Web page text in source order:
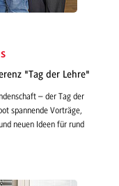
"Tag der Lehre"
– der Tag der
spannende Vorträge,
neuen Ideen für rund